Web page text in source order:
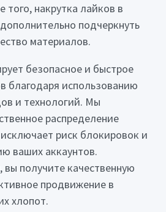
того, накрутка лайков в
подчеркнуть
материалов.
безопасное и быстрое
благодаря использованию
и технологий. Мы
распределение
риск блокировок и
ваших аккаунтов.
получите качественную
продвижение в
хлопот.